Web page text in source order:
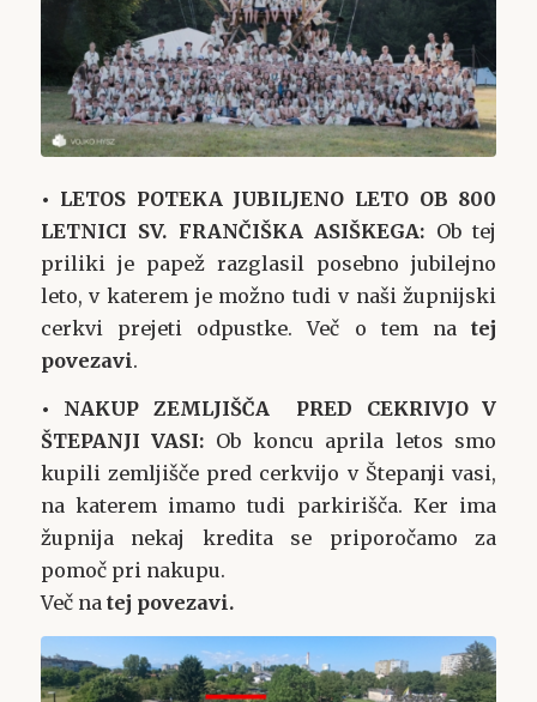
• LETOS POTEKA JUBILJENO LETO OB 800
LETNICI SV. FRANČIŠKA ASIŠKEGA: Ob tej
priliki je papež razglasil posebno jubilejno
leto, v katerem je možno tudi v naši župnijski
cerkvi prejeti odpustke. Več o tem natej
povezavi.
• NAKUP ZEMLJIŠČA PRED CEKRIVJO V
ŠTEPANJI VASI: Ob koncu aprila letos smo
kupili zemljišče pred cerkvijo v Štepanji vasi,
na katerem imamo tudi parkirišča. Ker ima
župnija nekaj kredita se priporočamo za
pomoč pri nakupu.
Več na tej povezavi.